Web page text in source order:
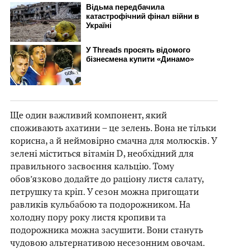
Ще один важливий компонент, який
споживають ахатини – це зелень. Вона не тільки
корисна, а й неймовірно смачна для молюсків. У
зелені міститься вітамін D, необхідний для
правильного засвоєння кальцію. Тому
обов’язково додайте до раціону листя салату,
петрушку та кріп. У сезон можна пригощати
равликів кульбабою та подорожником. На
холодну пору року листя кропиви та
подорожника можна засушити. Вони стануть
чудовою альтернативою несезонним овочам.